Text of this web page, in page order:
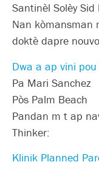
Santinèl Solèy Sid
Nan kòmansman
doktè dapre
Dwa a ap vini
Pa Mari Sanchez
Pòs Palm Beach
Pandan m t ap
Thinker:
Klinik Planned